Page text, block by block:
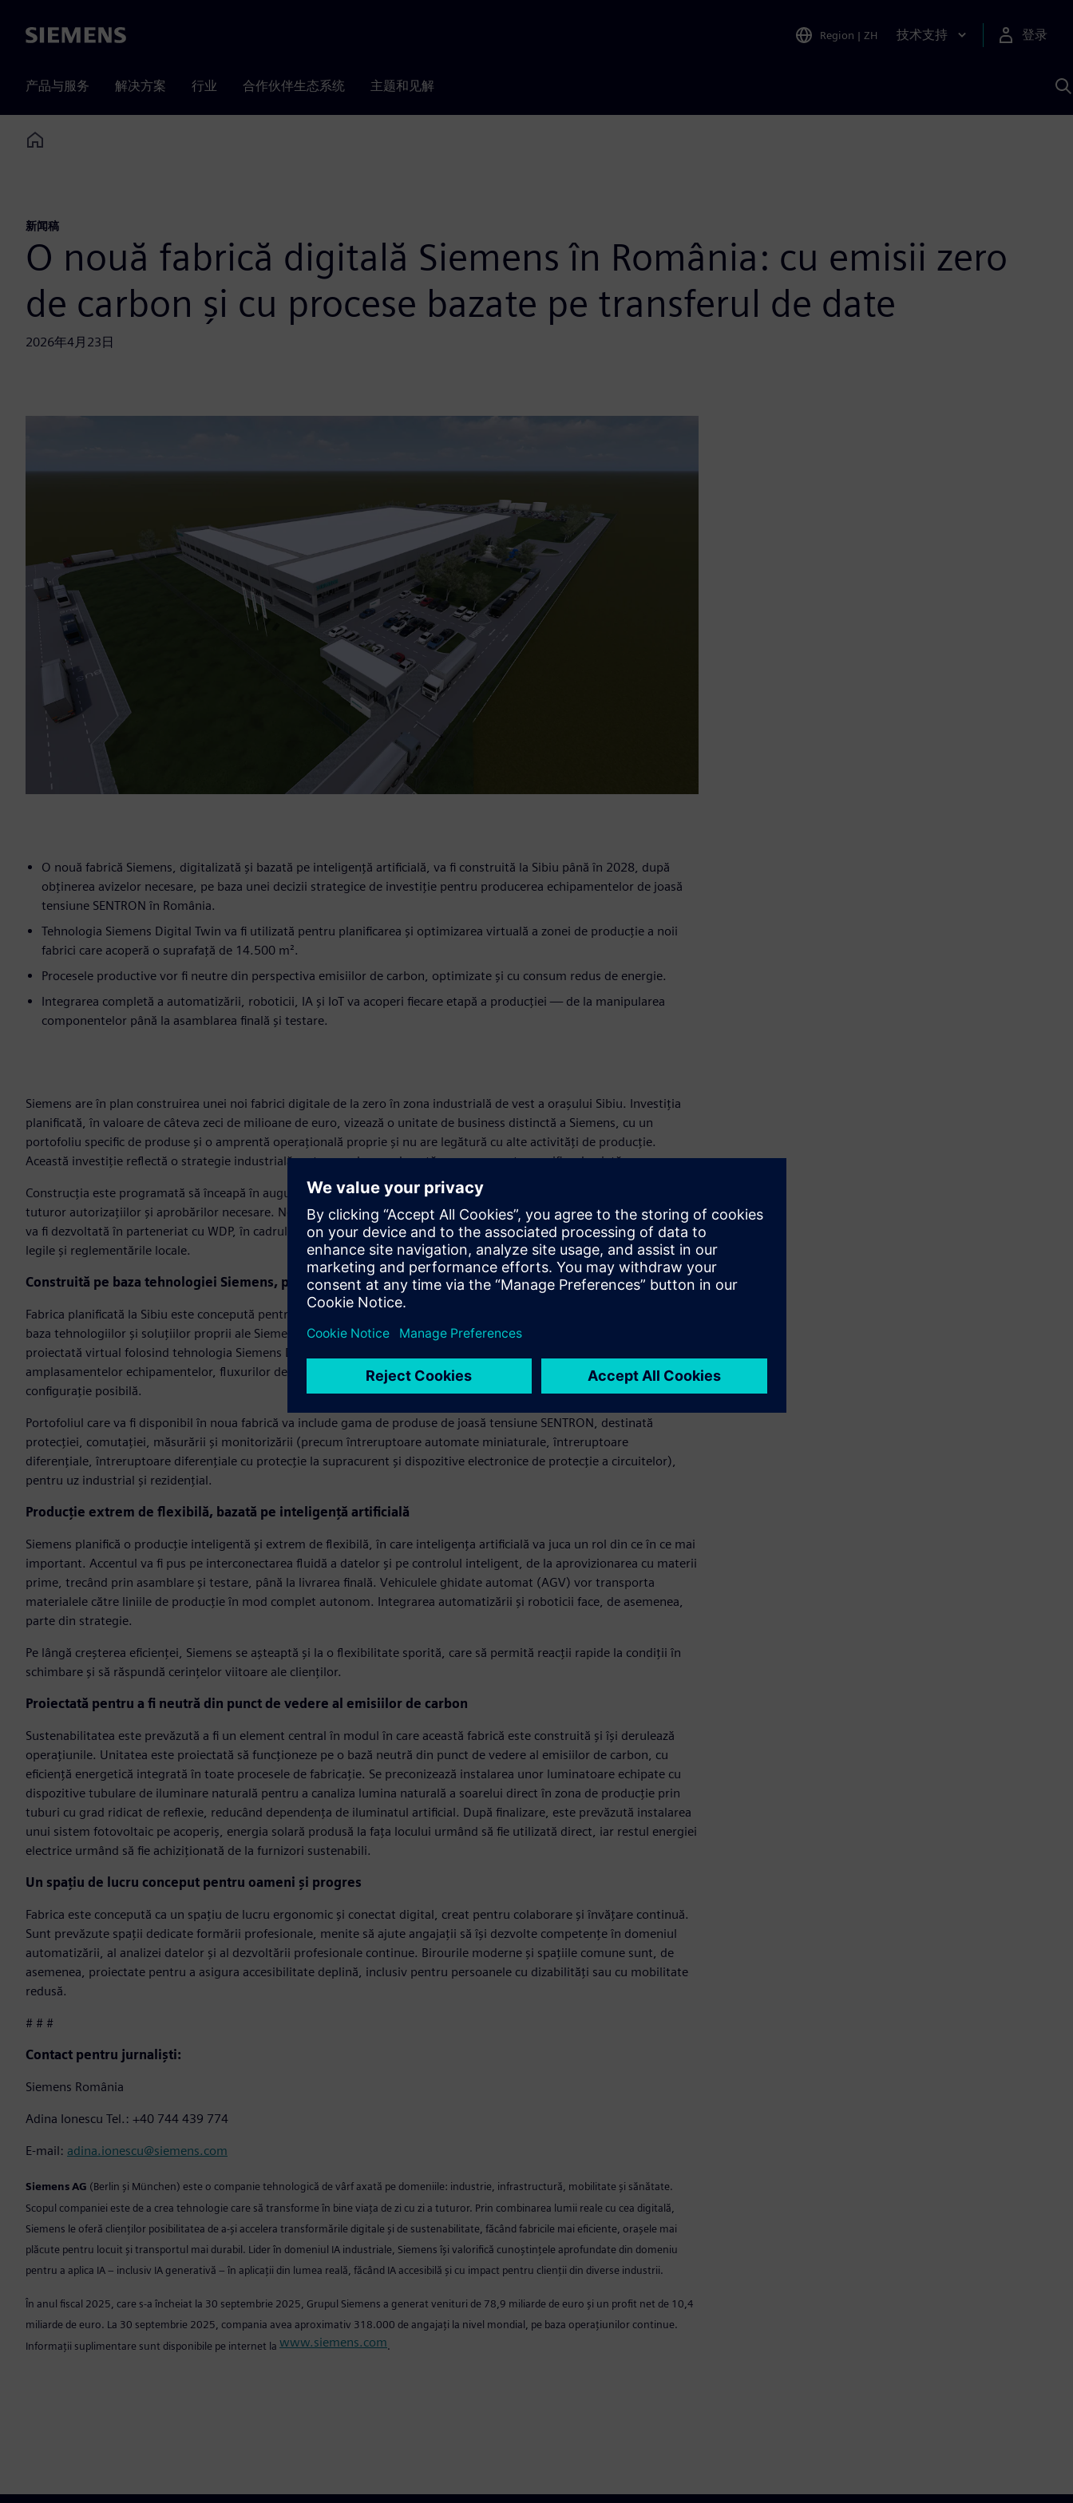
Siemens Region | ZH 技术支持 登录
产品与服务 解决方案 行业 合作伙伴生态系统 主题和见解
Home
新闻稿
O nouă fabrică digitală Siemens în România: cu emisii zero
de carbon și cu procese bazate pe transferul de date
2026年4月23日
O nouă fabrică Siemens, digitalizată și bazată pe inteligență artificială, va fi construită la Sibiu până în 2028, după
obținerea avizelor necesare, pe baza unei decizii strategice de investiție pentru producerea echipamentelor de joasă
tensiune SENTRON în România.
Tehnologia Siemens Digital Twin va fi utilizată pentru planificarea și optimizarea virtuală a zonei de producție a noii
fabrici care acoperă o suprafață de 14.500 m².
Procesele productive vor fi neutre din perspectiva emisiilor de carbon, optimizate și cu consum redus de energie.
Integrarea completă a automatizării, roboticii, IA și IoT va acoperi fiecare etapă a producției — de la manipularea
componentelor până la asamblarea finală și testare.
Siemens are în plan construirea unei noi fabrici digitale de la zero în zona industrială de vest a orașului Sibiu. Investiția
planificată, în valoare de câteva zeci de milioane de euro, vizează o unitate de business distinctă a Siemens, cu un
portofoliu specific de produse și o amprentă operațională proprie și nu are legătură cu alte activități de producție.
Această investiție reflectă o strategie industrială pe termen lung, adresată unor segmente specifice de piață.
Construcția este programată să înceapă în august 2026 și se preconizează că va fi finalizată până în 2028, după primirea
tuturor autorizațiilor și aprobărilor necesare. Noua unitate planificată va avea o suprafață de aproximativ 14.500 m² și
va fi dezvoltată în parteneriat cu WDP, în cadrul unui contract de închiriere pe termen lung, în deplină conformitate cu
legile și reglementările locale.
Construită pe baza tehnologiei Siemens, proiectată pentru viitor
Fabrica planificată la Sibiu este concepută pentru a fi un mediu de producție bazat pe transferul de date, construit pe
baza tehnologiilor și soluțiilor proprii ale Siemens. Înainte de construcție, se preconizează ca zona de producție să fie
proiectată virtual folosind tehnologia Siemens Digital Twin - permițând simularea și optimizarea precisă a
amplasamentelor echipamentelor, fluxurilor de lucru și proceselor de producție pentru a determina cea mai bună
configurație posibilă.
Portofoliul care va fi disponibil în noua fabrică va include gama de produse de joasă tensiune SENTRON, destinată
protecției, comutației, măsurării și monitorizării (precum întreruptoare automate miniaturale, întreruptoare
diferențiale, întreruptoare diferențiale cu protecție la supracurent și dispozitive electronice de protecție a circuitelor),
pentru uz industrial și rezidențial.
Producție extrem de flexibilă, bazată pe inteligență artificială
Siemens planifică o producție inteligentă și extrem de flexibilă, în care inteligența artificială va juca un rol din ce în ce mai
important. Accentul va fi pus pe interconectarea fluidă a datelor și pe controlul inteligent, de la aprovizionarea cu materii
prime, trecând prin asamblare și testare, până la livrarea finală. Vehiculele ghidate automat (AGV) vor transporta
materialele către liniile de producție în mod complet autonom. Integrarea automatizării și roboticii face, de asemenea,
parte din strategie.
Pe lângă creșterea eficienței, Siemens se așteaptă și la o flexibilitate sporită, care să permită reacții rapide la condiții în
schimbare și să răspundă cerințelor viitoare ale clienților.
Proiectată pentru a fi neutră din punct de vedere al emisiilor de carbon
Sustenabilitatea este prevăzută a fi un element central în modul în care această fabrică este construită și își derulează
operațiunile. Unitatea este proiectată să funcționeze pe o bază neutră din punct de vedere al emisiilor de carbon, cu
eficiență energetică integrată în toate procesele de fabricație. Se preconizează instalarea unor luminatoare echipate cu
dispozitive tubulare de iluminare naturală pentru a canaliza lumina naturală a soarelui direct în zona de producție prin
tuburi cu grad ridicat de reflexie, reducând dependența de iluminatul artificial. După finalizare, este prevăzută instalarea
unui sistem fotovoltaic pe acoperiș, energia solară produsă la fața locului urmând să fie utilizată direct, iar restul energiei
electrice urmând să fie achiziționată de la furnizori sustenabili.
Un spațiu de lucru conceput pentru oameni și progres
Fabrica este concepută ca un spațiu de lucru ergonomic și conectat digital, creat pentru colaborare și învățare continuă.
Sunt prevăzute spații dedicate formării profesionale, menite să ajute angajații să își dezvolte competențe în domeniul
automatizării, al analizei datelor și al dezvoltării profesionale continue. Birourile moderne și spațiile comune sunt, de
asemenea, proiectate pentru a asigura accesibilitate deplină, inclusiv pentru persoanele cu dizabilități sau cu mobilitate
redusă.
# # #
Contact pentru jurnaliști:
Siemens România
Adina Ionescu Tel.: +40 744 439 774
E-mail: adina.ionescu@siemens.com
Siemens AG (Berlin și München) este o companie tehnologică de vârf axată pe domeniile: industrie, infrastructură, mobilitate și sănătate.
Scopul companiei este de a crea tehnologie care să transforme în bine viața de zi cu zi a tuturor. Prin combinarea lumii reale cu cea digitală,
Siemens le oferă clienților posibilitatea de a-și accelera transformările digitale și de sustenabilitate, făcând fabricile mai eficiente, orașele mai
plăcute pentru locuit și transportul mai durabil. Lider în domeniul IA industriale, Siemens își valorifică cunoștințele aprofundate din domeniu
pentru a aplica IA – inclusiv IA generativă – în aplicații din lumea reală, făcând IA accesibilă și cu impact pentru clienții din diverse industrii.
În anul fiscal 2025, care s-a încheiat la 30 septembrie 2025, Grupul Siemens a generat venituri de 78,9 miliarde de euro și un profit net de 10,4
miliarde de euro. La 30 septembrie 2025, compania avea aproximativ 318.000 de angajați la nivel mondial, pe baza operațiunilor continue.
Informații suplimentare sunt disponibile pe internet la www.siemens.com.